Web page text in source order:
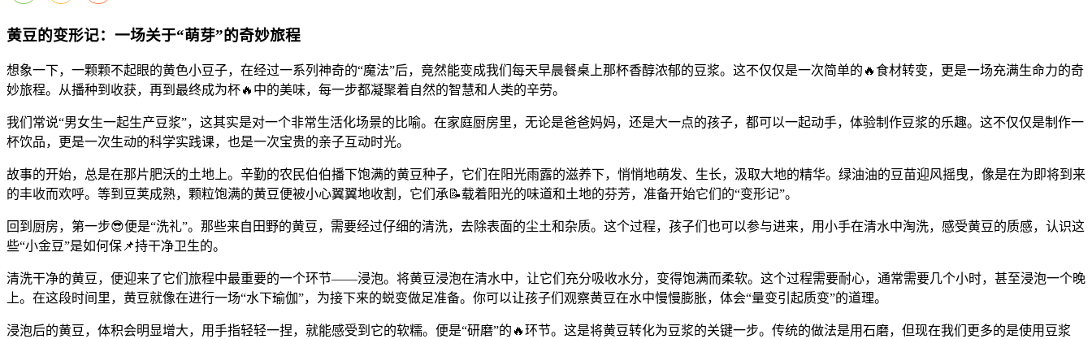
黄豆的变形记：一场关于“萌芽”的奇妙旅程
想象一下，一颗颗不起眼的黄色小豆子，在经过一系列神奇的“魔法”后，竟然能变成我们每天早晨餐桌上那杯香醇浓郁的豆浆。这不仅仅是一次简单的🔥食材转变，更是一场充满生命力的奇
妙旅程。从播种到收获，再到最终成为杯🔥中的美味，每一步都凝聚着自然的智慧和人类的辛劳。
我们常说“男女生一起生产豆浆”，这其实是对一个非常生活化场景的比喻。在家庭厨房里，无论是爸爸妈妈，还是大一点的孩子，都可以一起动手，体验制作豆浆的乐趣。这不仅仅是制作一
杯饮品，更是一次生动的科学实践课，也是一次宝贵的亲子互动时光。
故事的开始，总是在那片肥沃的土地上。辛勤的农民伯伯播下饱满的黄豆种子，它们在阳光雨露的滋养下，悄悄地萌发、生长，汲取大地的精华。绿油油的豆苗迎风摇曳，像是在为即将到来
的丰收而欢呼。等到豆荚成熟，颗粒饱满的黄豆便被小心翼翼地收割，它们承📝载着阳光的味道和土地的芬芳，准备开始它们的“变形记”。
回到厨房，第一步😎便是“洗礼”。那些来自田野的黄豆，需要经过仔细的清洗，去除表面的尘土和杂质。这个过程，孩子们也可以参与进来，用小手在清水中淘洗，感受黄豆的质感，认识这
些“小金豆”是如何保📌持干净卫生的。
清洗干净的黄豆，便迎来了它们旅程中最重要的一个环节——浸泡。将黄豆浸泡在清水中，让它们充分吸收水分，变得饱满而柔软。这个过程需要耐心，通常需要几个小时，甚至浸泡一个晚
上。在这段时间里，黄豆就像在进行一场“水下瑜伽”，为接下来的蜕变做足准备。你可以让孩子们观察黄豆在水中慢慢膨胀，体会“量变引起质变”的道理。
浸泡后的黄豆，体积会明显增大，用手指轻轻一捏，就能感受到它的软糯。便是“研磨”的🔥环节。这是将黄豆转化为豆浆的关键一步。传统的做法是用石磨，但现在我们更多的是使用豆浆